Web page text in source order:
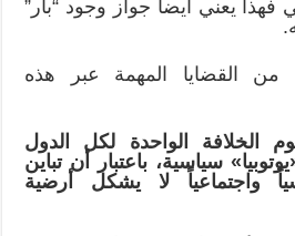
يعني أيضاً جواز وجود “بار”
من القضايا المهمة عبر هذه
الواحدة لكل الدول
سياسية، باعتبار أن تباين
واجتماعياً لا يشكل أرضية